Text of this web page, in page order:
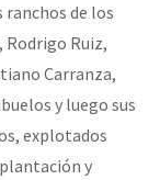
ranchos de los
Rodrigo Ruiz,
Carranza,
y luego sus
explotados
y